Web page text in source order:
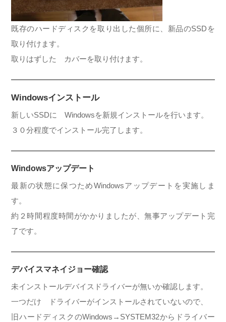
既存のハードディスクを取り出した個所に、新品のSSDを
取り付けます。
取りはずした カバーを取り付けます。
Windowsインストール
新しいSSDに Windowsを新規インストールを行います。
３０分程度でインストール完了します。
Windowsアップデート
最新の状態に保つためWindowsアップデートを実施しま
す。
約２時間程度時間がかかりましたが、無事アップデート完
了です。
デバイスマネイジョー確認
未インストールデバイスドライバーが無いか確認します。
一つだけ ドライバーがインストールされていないので、
旧ハードディスクのWindows→SYSTEM32からドライバー